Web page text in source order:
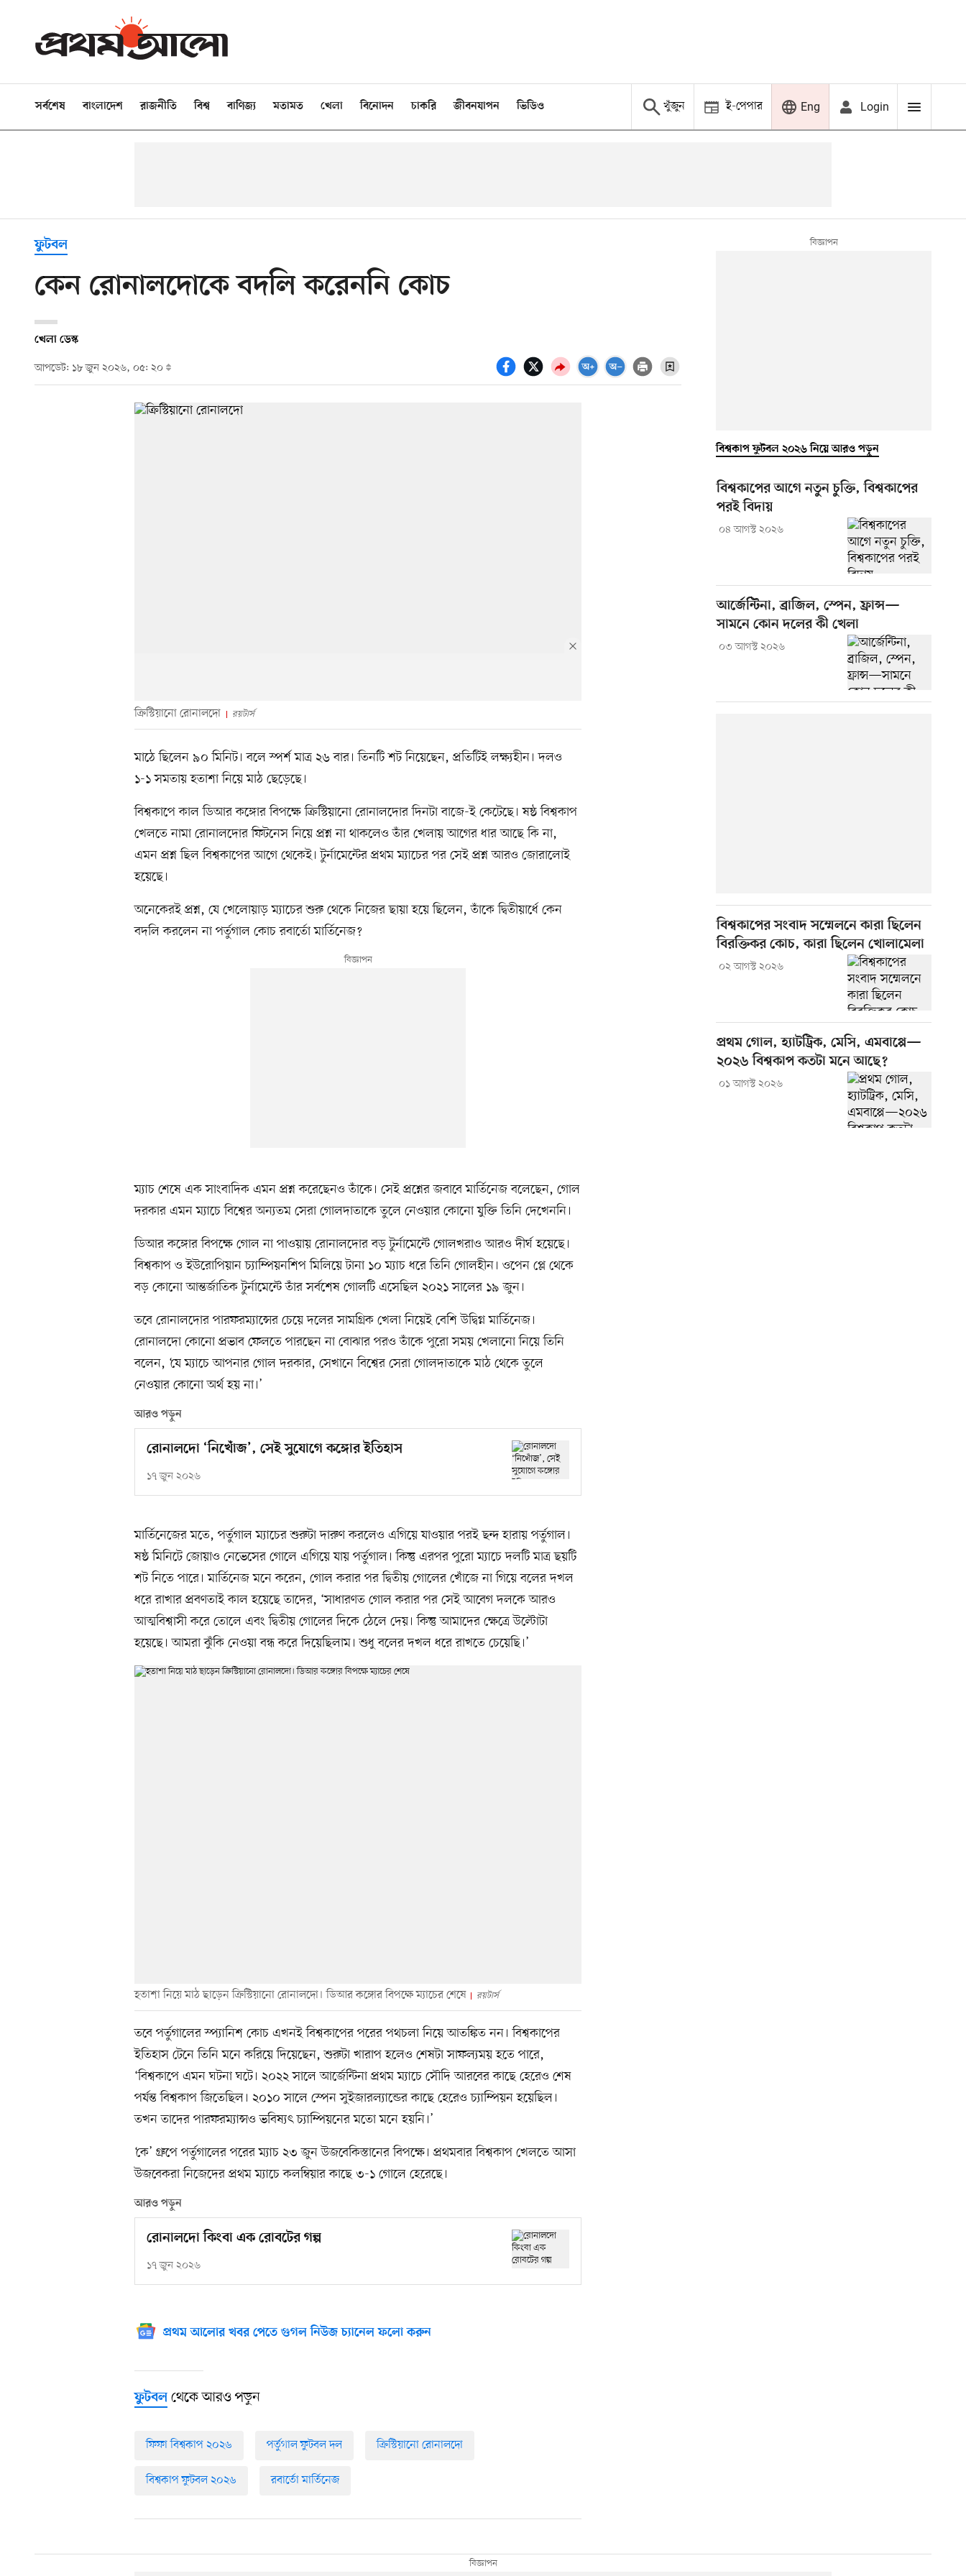
সর্বশেষ বাংলাদেশ রাজনীতি বিশ্ব বাণিজ্য মতামত খেলা বিনোদন চাকরি জীবনযাপন ভিডিও খুঁজুন ই-পেপার Eng Login
ফুটবল
কেন রোনালদোকে বদলি করেননি কোচ
খেলা ডেস্ক
আপডেট: ১৮ জুন ২০২৬, ০৫: ২০
ক্রিস্টিয়ানো রোনালদো রয়টার্স
মাঠে ছিলেন ৯০ মিনিট। বলে স্পর্শ মাত্র ২৬ বার। তিনটি শট নিয়েছেন, প্রতিটিই লক্ষ্যহীন। দলও
১-১ সমতায় হতাশা নিয়ে মাঠ ছেড়েছে।
বিশ্বকাপে কাল ডিআর কঙ্গোর বিপক্ষে ক্রিস্টিয়ানো রোনালদোর দিনটা বাজে-ই কেটেছে। ষষ্ঠ বিশ্বকাপ
খেলতে নামা রোনালদোর ফিটনেস নিয়ে প্রশ্ন না থাকলেও তাঁর খেলায় আগের ধার আছে কি না,
এমন প্রশ্ন ছিল বিশ্বকাপের আগে থেকেই। টুর্নামেন্টের প্রথম ম্যাচের পর সেই প্রশ্ন আরও জোরালোই
হয়েছে।
অনেকেরই প্রশ্ন, যে খেলোয়াড় ম্যাচের শুরু থেকে নিজের ছায়া হয়ে ছিলেন, তাঁকে দ্বিতীয়ার্ধে কেন
বদলি করলেন না পর্তুগাল কোচ রবার্তো মার্তিনেজ?
ম্যাচ শেষে এক সাংবাদিক এমন প্রশ্ন করেছেনও তাঁকে। সেই প্রশ্নের জবাবে মার্তিনেজ বলেছেন, গোল
দরকার এমন ম্যাচে বিশ্বের অন্যতম সেরা গোলদাতাকে তুলে নেওয়ার কোনো যুক্তি তিনি দেখেননি।
ডিআর কঙ্গোর বিপক্ষে গোল না পাওয়ায় রোনালদোর বড় টুর্নামেন্টে গোলখরাও আরও দীর্ঘ হয়েছে।
বিশ্বকাপ ও ইউরোপিয়ান চ্যাম্পিয়নশিপ মিলিয়ে টানা ১০ ম্যাচ ধরে তিনি গোলহীন। ওপেন প্লে থেকে
বড় কোনো আন্তর্জাতিক টুর্নামেন্টে তাঁর সর্বশেষ গোলটি এসেছিল ২০২১ সালের ১৯ জুন।
তবে রোনালদোর পারফরম্যান্সের চেয়ে দলের সামগ্রিক খেলা নিয়েই বেশি উদ্বিগ্ন মার্তিনেজ।
রোনালদো কোনো প্রভাব ফেলতে পারছেন না বোঝার পরও তাঁকে পুরো সময় খেলানো নিয়ে তিনি
বলেন, ‘যে ম্যাচে আপনার গোল দরকার, সেখানে বিশ্বের সেরা গোলদাতাকে মাঠ থেকে তুলে
নেওয়ার কোনো অর্থ হয় না।’
আরও পড়ুন
রোনালদো ‘নিখোঁজ’, সেই সুযোগে কঙ্গোর ইতিহাস
১৭ জুন ২০২৬
মার্তিনেজের মতে, পর্তুগাল ম্যাচের শুরুটা দারুণ করলেও এগিয়ে যাওয়ার পরই ছন্দ হারায় পর্তুগাল।
ষষ্ঠ মিনিটে জোয়াও নেভেসের গোলে এগিয়ে যায় পর্তুগাল। কিন্তু এরপর পুরো ম্যাচে দলটি মাত্র ছয়টি
শট নিতে পারে। মার্তিনেজ মনে করেন, গোল করার পর দ্বিতীয় গোলের খোঁজে না গিয়ে বলের দখল
ধরে রাখার প্রবণতাই কাল হয়েছে তাদের, ‘সাধারণত গোল করার পর সেই আবেগ দলকে আরও
আত্মবিশ্বাসী করে তোলে এবং দ্বিতীয় গোলের দিকে ঠেলে দেয়। কিন্তু আমাদের ক্ষেত্রে উল্টোটা
হয়েছে। আমরা ঝুঁকি নেওয়া বন্ধ করে দিয়েছিলাম। শুধু বলের দখল ধরে রাখতে চেয়েছি।’
হতাশা নিয়ে মাঠ ছাড়েন ক্রিস্টিয়ানো রোনালদো। ডিআর কঙ্গোর বিপক্ষে ম্যাচের শেষে রয়টার্স
তবে পর্তুগালের স্প্যানিশ কোচ এখনই বিশ্বকাপের পরের পথচলা নিয়ে আতঙ্কিত নন। বিশ্বকাপের
ইতিহাস টেনে তিনি মনে করিয়ে দিয়েছেন, শুরুটা খারাপ হলেও শেষটা সাফল্যময় হতে পারে,
‘বিশ্বকাপে এমন ঘটনা ঘটে। ২০২২ সালে আর্জেন্টিনা প্রথম ম্যাচে সৌদি আরবের কাছে হেরেও শেষ
পর্যন্ত বিশ্বকাপ জিতেছিল। ২০১০ সালে স্পেন সুইজারল্যান্ডের কাছে হেরেও চ্যাম্পিয়ন হয়েছিল।
তখন তাদের পারফরম্যান্সও ভবিষ্যৎ চ্যাম্পিয়নের মতো মনে হয়নি।’
‘কে’ গ্রুপে পর্তুগালের পরের ম্যাচ ২৩ জুন উজবেকিস্তানের বিপক্ষে। প্রথমবার বিশ্বকাপ খেলতে আসা
উজবেকরা নিজেদের প্রথম ম্যাচে কলম্বিয়ার কাছে ৩-১ গোলে হেরেছে।
আরও পড়ুন
রোনালদো কিংবা এক রোবটের গল্প
১৭ জুন ২০২৬
প্রথম আলোর খবর পেতে গুগল নিউজ চ্যানেল ফলো করুন
ফুটবল থেকে আরও পড়ুন
ফিফা বিশ্বকাপ ২০২৬ পর্তুগাল ফুটবল দল ক্রিস্টিয়ানো রোনালদো
বিশ্বকাপ ফুটবল ২০২৬ রবার্তো মার্তিনেজ
বিশ্বকাপ ফুটবল ২০২৬ নিয়ে আরও পড়ুন
বিশ্বকাপের আগে নতুন চুক্তি, বিশ্বকাপের
পরই বিদায়
০৪ আগস্ট ২০২৬
আর্জেন্টিনা, ব্রাজিল, স্পেন, ফ্রান্স—
সামনে কোন দলের কী খেলা
০৩ আগস্ট ২০২৬
বিশ্বকাপের সংবাদ সম্মেলনে কারা ছিলেন
বিরক্তিকর কোচ, কারা ছিলেন খোলামেলা
০২ আগস্ট ২০২৬
প্রথম গোল, হ্যাটট্রিক, মেসি, এমবাপ্পে—
২০২৬ বিশ্বকাপ কতটা মনে আছে?
০১ আগস্ট ২০২৬